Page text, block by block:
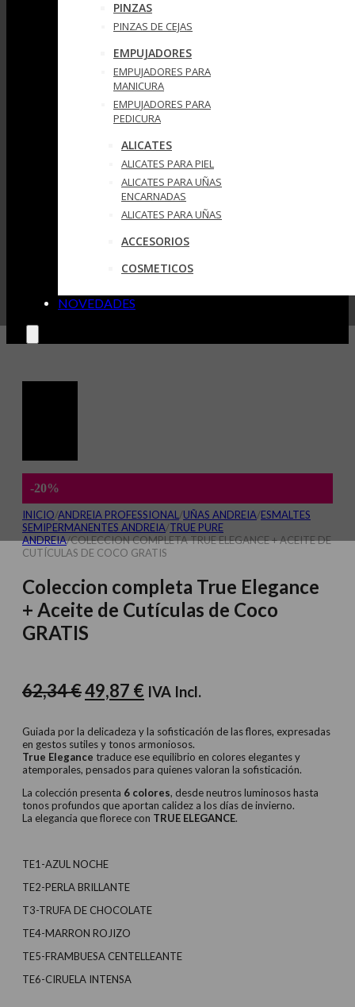
PINZAS
PINZAS DE CEJAS
EMPUJADORES
EMPUJADORES PARA
MANICURA
EMPUJADORES PARA
PEDICURA
ALICATES
ALICATES PARA PIEL
ALICATES PARA UÑAS
ENCARNADAS
ALICATES PARA UÑAS
ACCESORIOS
COSMETICOS
NOVEDADES
-20%
INICIO/ANDREIA PROFESSIONAL /UÑAS ANDREIA/ESMALTES
SEMIPERMANENTES ANDREIA/TRUE PURE
ANDREIA/COLECCION COMPLETA TRUE ELEGANCE + ACEITE DE
CUTÍCULAS DE COCO GRATIS
Coleccion completa True Elegance
+ Aceite de Cutículas de Coco
GRATIS
62,34€El
original
era:
62,34 €.
49,87 € El
actual
es:
49,87 €.
IVA Incl.
Guiada por la delicadeza y la sofisticación de las flores, expresadas
en gestos sutiles y tonos armoniosos.
True Elegance traduce ese equilibrio en colores elegantes y
atemporales, pensados para quienes valoran la sofisticación.
La colección presenta 6 colores, desde neutros luminosos hasta
tonos profundos que aportan calidez a los días de invierno.
La elegancia que florece con TRUE ELEGANCE.
TE1-AZUL NOCHE
TE2-PERLA BRILLANTE
T3-TRUFA DE CHOCOLATE
TE4-MARRON ROJIZO
TE5-FRAMBUESA CENTELLEANTE
TE6-CIRUELA INTENSA